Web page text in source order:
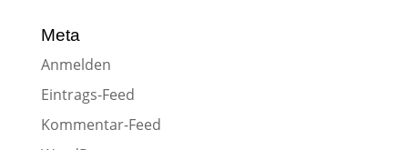
Meta
Anmelden
Eintrags-Feed
Kommentar-Feed